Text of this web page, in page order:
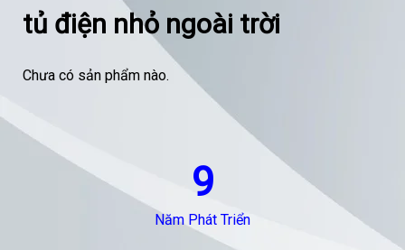
tủ điện nhỏ ngoài trời
Chưa có sản phẩm nào.
9
Năm Phát Triển